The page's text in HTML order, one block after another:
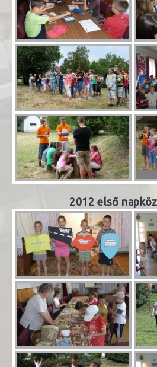
2012 első